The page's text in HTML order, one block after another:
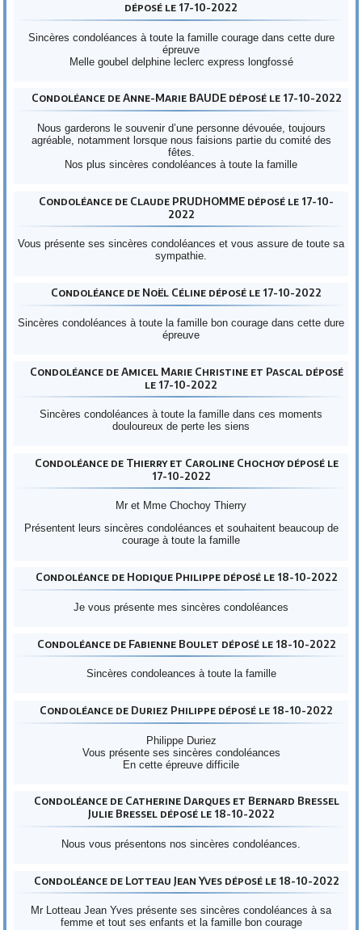
déposé le 17-10-2022
Sincères condoléances à toute la famille courage dans cette dure
épreuve
Melle goubel delphine leclerc express longfossé
Condoléance de Anne-Marie BAUDE déposé le 17-10-2022
Nous garderons le souvenir d’une personne dévouée, toujours
agréable, notamment lorsque nous faisions partie du comité des
fêtes.
Nos plus sincères condoléances à toute la famille
Condoléance de Claude PRUDHOMME déposé le 17-10-
2022
Vous présente ses sincères condoléances et vous assure de toute sa
sympathie.
Condoléance de Noël Céline déposé le 17-10-2022
Sincères condoléances à toute la famille bon courage dans cette dure
épreuve
Condoléance de Amicel Marie Christine et Pascal déposé
le 17-10-2022
Sincères condoléances à toute la famille dans ces moments
douloureux de perte les siens
Condoléance de Thierry et Caroline Chochoy déposé le
17-10-2022
Mr et Mme Chochoy Thierry
Présentent leurs sincères condoléances et souhaitent beaucoup de
courage à toute la famille
Condoléance de Hodique Philippe déposé le 18-10-2022
Je vous présente mes sincères condoléances
Condoléance de Fabienne Boulet déposé le 18-10-2022
Sincères condoleances à toute la famille
Condoléance de Duriez Philippe déposé le 18-10-2022
Philippe Duriez
Vous présente ses sincères condoléances
En cette épreuve difficile
Condoléance de Catherine Darques et Bernard Bressel
Julie Bressel déposé le 18-10-2022
Nous vous présentons nos sincères condoléances.
Condoléance de Lotteau Jean Yves déposé le 18-10-2022
Mr Lotteau Jean Yves présente ses sincères condoléances à sa
femme et tout ses enfants et la famille bon courage